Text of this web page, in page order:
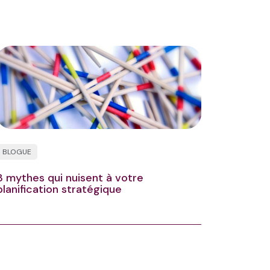
BLOGUE
mythes qui nuisent à votre
stratégique